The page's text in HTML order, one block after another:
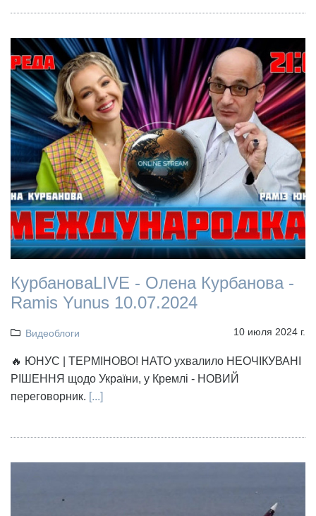
КурбановаLIVE - Олена Курбанова -
Ramis Yunus 10.07.2024
Видеоблоги 10 июля 2024 г.
🔥 ЮНУС | ТЕРМІНОВО! НАТО ухвалило НЕОЧІКУВАНІ
РІШЕННЯ щодо України, у Кремлі - НОВИЙ
переговорник. [...]